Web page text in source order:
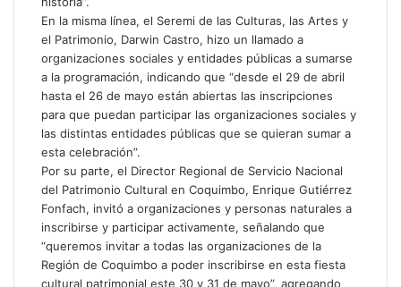
En la misma línea, el Seremi de las Culturas, las Artes y
el Patrimonio, Darwin Castro, hizo un llamado a
organizaciones sociales y entidades públicas a sumarse
a la programación, indicando que “desde el 29 de abril
hasta el 26 de mayo están abiertas las inscripciones
para que puedan participar las organizaciones sociales y
las distintas entidades públicas que se quieran sumar a
esta celebración”.
Por su parte, el Director Regional de Servicio Nacional
del Patrimonio Cultural en Coquimbo, Enrique Gutiérrez
Fonfach, invitó a organizaciones y personas naturales a
inscribirse y participar activamente, señalando que
“queremos invitar a todas las organizaciones de la
Región de Coquimbo a poder inscribirse en esta fiesta
cultural patrimonial este 30 y 31 de mayo”, agregando